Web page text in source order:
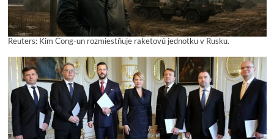
Reuters: Kim Čong-un rozmiestňuje raketovú jednotku v Rusku.